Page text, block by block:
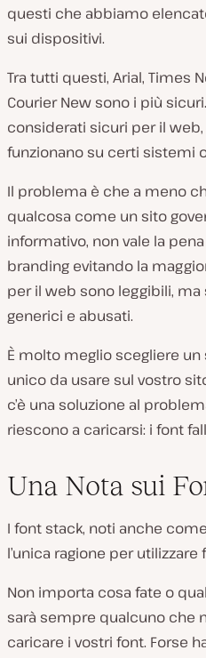
questi che abbiamo
sui dispositivi.
Tra tutti questi, Arial, Times
Courier New sono i più
considerati sicuri per il
funzionano su certi sistemi
Il problema è che a meno
qualcosa come un sito
informativo, non vale la
branding evitando la
per il web sono leggibili,
generici e abusati.
È molto meglio scegliere
unico da usare sul vostro
c’è una soluzione al
riescono a caricarsi: i font
Una Nota sui
I font stack, noti anche
l’unica ragione per
Non importa cosa fate o
sarà sempre qualcuno che
caricare i vostri font. Forse